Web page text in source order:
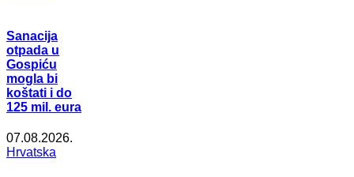
Sanacija
otpada u
Gospiću
mogla bi
koštati i do
125 mil. eura
07.08.2026.
Hrvatska